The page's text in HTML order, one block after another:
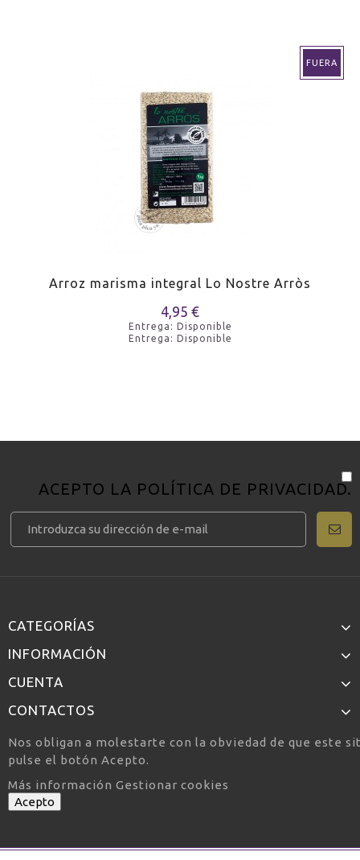
FUERA
Arroz marisma integral Lo Nostre Arròs
4,95 €
Entrega: Disponible
Entrega: Disponible
ACEPTO LA POLÍTICA DE PRIVACIDAD.
CATEGORÍAS
INFORMACIÓN
CUENTA
CONTACTOS
Nos obligan a molestarte con la obviedad de que este
pulse el botón Acepto.
Más información Gestionar cookies
Acepto